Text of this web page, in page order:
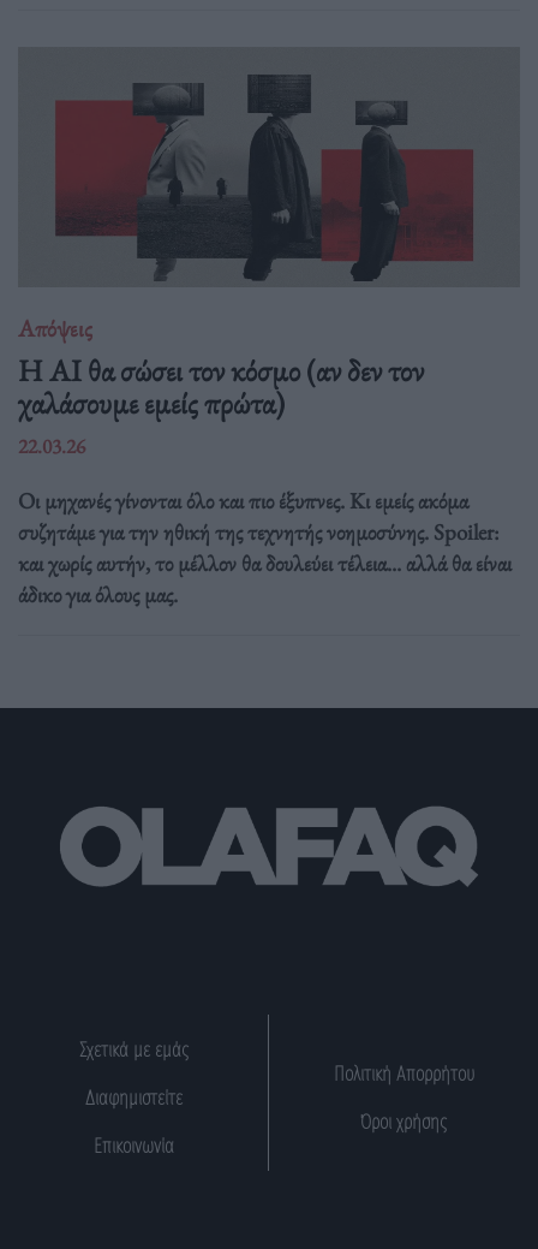
Απόψεις
Η AI θα σώσει τον κόσμο (αν δεν τον
χαλάσουμε εμείς πρώτα)
22.03.26
Οι μηχανές γίνονται όλο και πιο έξυπνες. Κι εμείς ακόμα
συζητάμε για την ηθική της τεχνητής νοημοσύνης. Spoiler:
και χωρίς αυτήν, το μέλλον θα δουλεύει τέλεια... αλλά θα είναι
άδικο για όλους μας.
Σχετικά με εμάς
Διαφημιστείτε
Επικοινωνία
Πολιτική Απορρήτου
Όροι χρήσης